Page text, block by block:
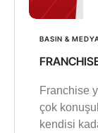
BASIN &
Franchise
çok
kendisi